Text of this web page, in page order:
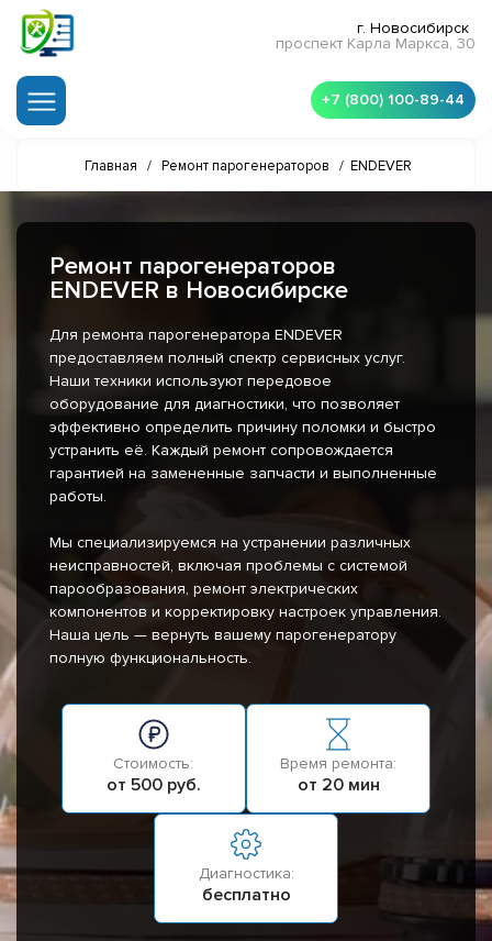
г. Новосибирск
проспект Карла Маркса, 30
+7 (800) 100-89-44
Главная / Ремонт парогенераторов / ENDEVER
Ремонт парогенераторов
ENDEVER в Новосибирске
Для ремонта парогенератора ENDEVER
предоставляем полный спектр сервисных услуг.
Наши техники используют передовое
оборудование для диагностики, что позволяет
эффективно определить причину поломки и быстро
устранить её. Каждый ремонт сопровождается
гарантией на замененные запчасти и выполненные
работы.
Мы специализируемся на устранении различных
неисправностей, включая проблемы с системой
парообразования, ремонт электрических
компонентов и корректировку настроек управления.
Наша цель — вернуть вашему парогенератору
полную функциональность.
Стоимость:
от 500 руб.
Время ремонта:
от 20 мин
Диагностика:
бесплатно